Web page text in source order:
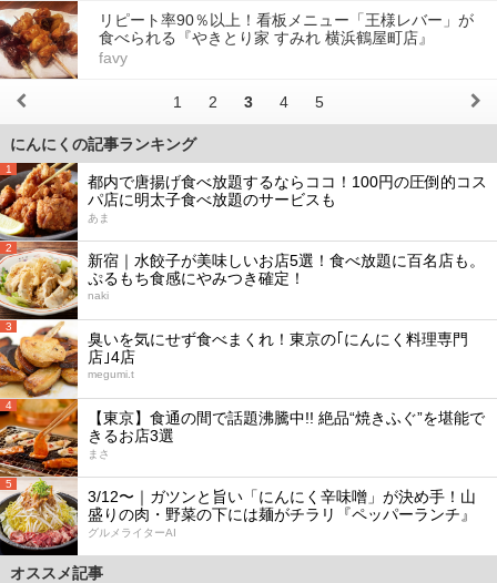
リピート率90％以上！看板メニュー「王様レバー」が
食べられる『やきとり家 すみれ 横浜鶴屋町店』
favy
1 2 3 4 5
にんにくの記事ランキング
1
都内で唐揚げ食べ放題するならココ！100円の圧倒的コス
パ店に明太子食べ放題のサービスも
あま
2
新宿｜水餃子が美味しいお店5選！食べ放題に百名店も。
ぷるもち食感にやみつき確定！
naki
3
臭いを気にせず食べまくれ！東京の｢にんにく料理専門
店｣4店
megumi.t
4
【東京】食通の間で話題沸騰中!! 絶品“焼きふぐ”を堪能で
きるお店3選
まさ
5
3/12〜｜ガツンと旨い「にんにく辛味噌」が決め手！山
盛りの肉・野菜の下には麺がチラリ『ペッパーランチ』
グルメライターAI
オススメ記事